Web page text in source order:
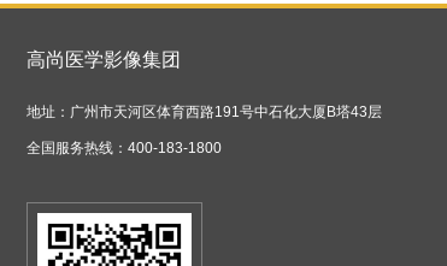
高尚医学影像集团
地址：广州市天河区体育西路191号中石化大厦B塔43层
全国服务热线：400-183-1800